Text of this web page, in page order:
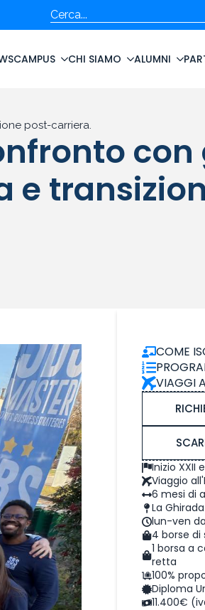
Cerca
CAMPUS CHI SIAMO ALUMNI
post-carriera.
con
e
COME
VIAGGI
Inizio XXII
Viaggio
6 mesi di
La
lun-ven
4 borse di
1 borsa a
retta
100%
Diploma
11.400€